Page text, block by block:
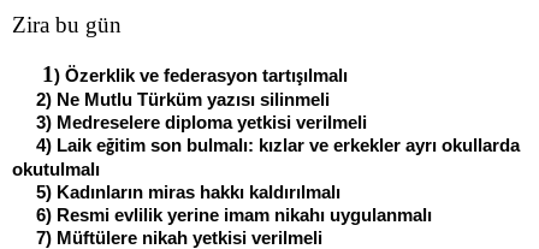
Zira bu gün
1) Özerklik ve federasyon tartışılmalı
2) Ne Mutlu Türküm yazısı silinmeli
3) Medreselere diploma yetkisi verilmeli
4) Laik eğitim son bulmalı: kızlar ve erkekler ayrı okullarda
okutulmalı
5) Kadınların miras hakkı kaldırılmalı
6) Resmi evlilik yerine imam nikahı uygulanmalı
7) Müftülere nikah yetkisi verilmeli